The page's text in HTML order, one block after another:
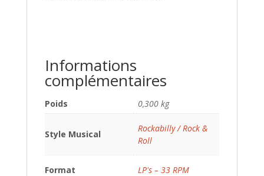
Informations
complémentaires
Poids 0,300 kg
Style Musical
Rockabilly / Rock &
Roll
Format LP's – 33 RPM